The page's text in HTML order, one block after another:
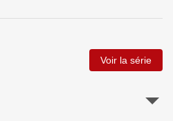
Voir la série